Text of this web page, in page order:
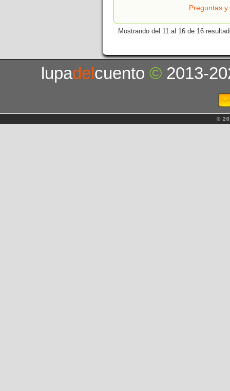
Preguntas
Mostrando del 11 al 16 de 16
lupadelcuento© 2013-
©